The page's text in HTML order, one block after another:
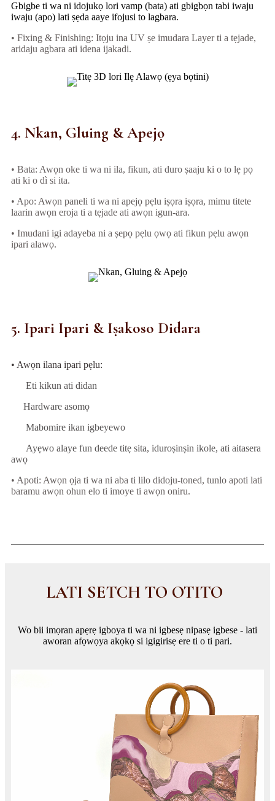
Gbigbe ti wa ni idojukọ lori vamp (bata) ati gbigbọn tabi iwaju
iwaju (apo) lati ṣẹda aaye ifojusi to lagbara.
• Fixing & Finishing: Itọju ina UV ṣe imudara Layer ti a tẹjade,
aridaju agbara ati idena ijakadi.
4. Nkan, Gluing & Apejọ
• Bata: Awọn oke ti wa ni ila, fikun, ati duro ṣaaju ki o to lẹ pọ
ati ki o dì si ita.
• Apo: Awọn paneli ti wa ni apejọ pẹlu iṣọra iṣọra, mimu titete
laarin awọn eroja ti a tẹjade ati awọn igun-ara.
• Imudani igi adayeba ni a ṣepọ pẹlu ọwọ ati fikun pẹlu awọn
ipari alawọ.
5. Ipari Ipari & Iṣakoso Didara
• Awọn ilana ipari pẹlu:
Eti kikun ati didan
Hardware asomọ
Mabomire ikan igbeyewo
Ayẹwo alaye fun deede titẹ sita, iduroṣinṣin ikole, ati aitasera
awọ
• Apoti: Awọn ọja ti wa ni aba ti lilo didoju-toned, tunlo apoti lati
baramu awọn ohun elo ti imoye ti awọn oniru.
LATI SETCH TO OTITO
Wo bii imọran apẹrẹ igboya ti wa ni igbesẹ nipasẹ igbese - lati
aworan afọwọya akọkọ si igigirisẹ ere ti o ti pari.